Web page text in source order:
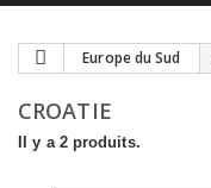
Europe du Sud
CROATIE
Il y a 2 produits.